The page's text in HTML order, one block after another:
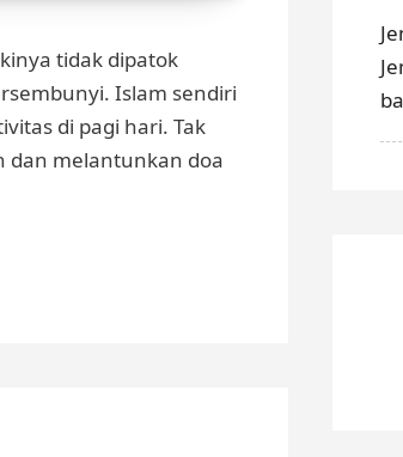
tidak dipatok
Islam sendiri
di pagi hari. Tak
dan melantunkan doa